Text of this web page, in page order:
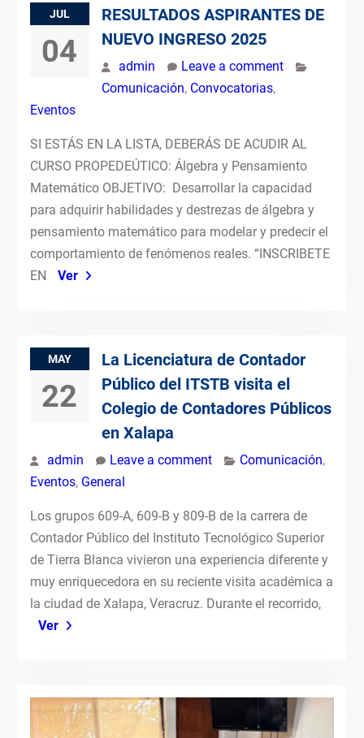
JUL
04
RESULTADOS ASPIRANTES DE
NUEVO INGRESO 2025
admin
Leave a comment
Comunicación, Convocatorias,
Eventos
SI ESTÁS EN LA LISTA, DEBERÁS DE ACUDIR AL
CURSO PROPEDEÚTICO: Álgebra y Pensamiento
Matemático OBJETIVO: Desarrollar la capacidad
para adquirir habilidades y destrezas de álgebra y
pensamiento matemático para modelar y predecir el
comportamiento de fenómenos reales. “INSCRIBETE
EN
Ver
MAY
22
La Licenciatura de Contador
Público del ITSTB visita el
Colegio de Contadores Públicos
en Xalapa
admin Leave a comment Comunicación,
Eventos, General
Los grupos 609-A, 609-B y 809-B de la carrera de
Contador Público del Instituto Tecnológico Superior
de Tierra Blanca vivieron una experiencia diferente y
muy enriquecedora en su reciente visita académica a
la ciudad de Xalapa, Veracruz. Durante el recorrido,
Ver